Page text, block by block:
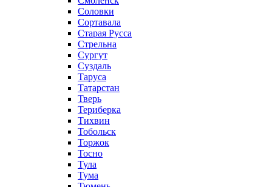
Соловки
Сортавала
Старая Русса
Стрельна
Сургут
Суздаль
Таруса
Татарстан
Тверь
Териберка
Тихвин
Тобольск
Торжок
Тосно
Тула
Тума